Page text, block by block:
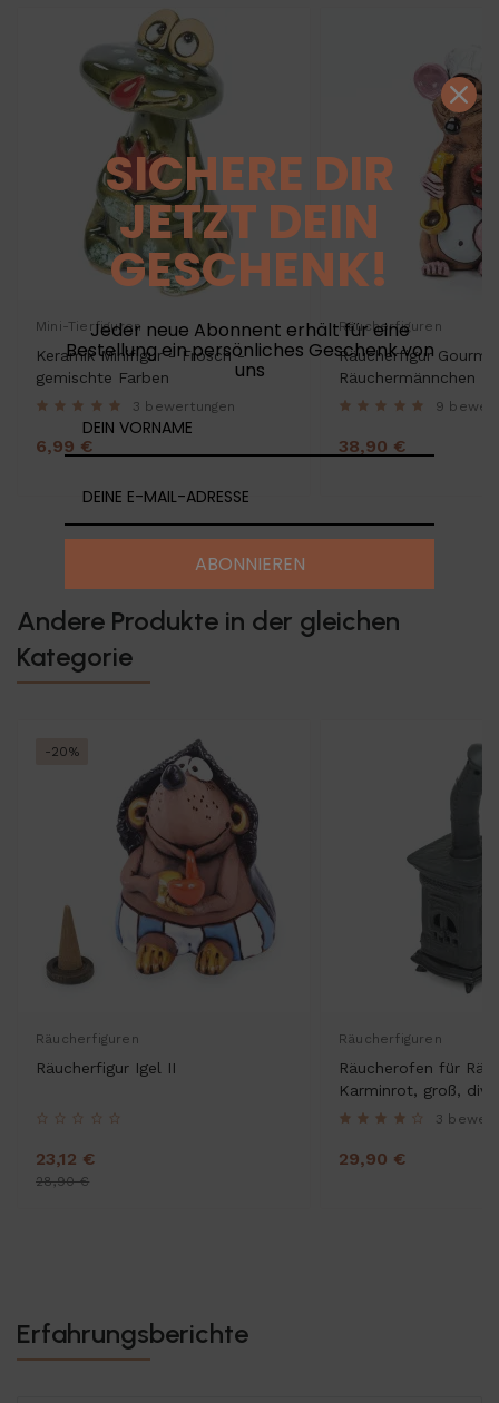
Mini-Tierfiguren
Keramik Minifigur - Frosch -
gemischte Farben
3 bewertungen
6,99 €
Räucherfiguren
Räucherfigur
Räuchermännchen
9
38,90 €
Andere Produkte in der gleichen
Kategorie
Räucherfiguren
Räucherfigur Igel II
23,12 €
28,90 €
-20%
Räucherfiguren
Räucherofen für
Karminrot, groß, div.
3
29,90 €
Erfahrungsberichte
SICHERE DIR
JETZT DEIN
GESCHENK!
Jeder neue Abonnent erhält für eine
Bestellung ein persönliches Geschenk von
uns
ABONNIEREN